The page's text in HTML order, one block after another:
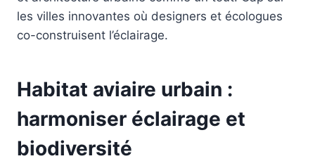
les villes innovantes où designers et écologues
co-construisent l’éclairage.
Habitat aviaire urbain :
harmoniser éclairage et
biodiversité